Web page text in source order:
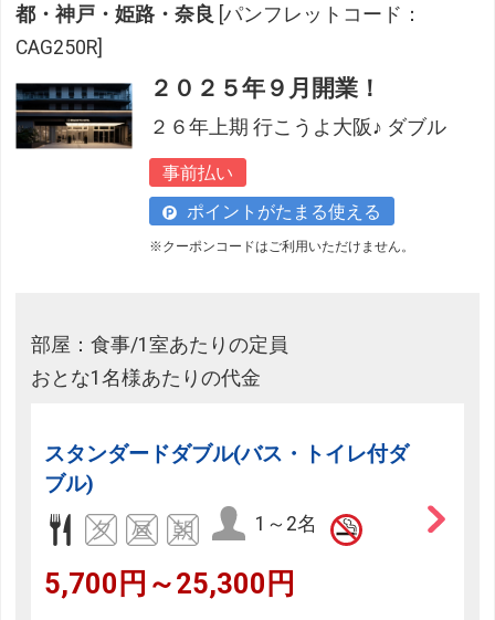
都・神戸・姫路・奈良 [パンフレットコード：
CAG250R]
２０２５年９月開業！
２６年上期 行こうよ大阪♪ ダブル
事前払い
ポイントがたまる使える
※クーポンコードはご利用いただけません。
部屋：食事/1室あたりの定員
おとな1名様あたりの代金
スタンダードダブル(バス・トイレ付ダ
ブル)
1～2名
5,700円～25,300円